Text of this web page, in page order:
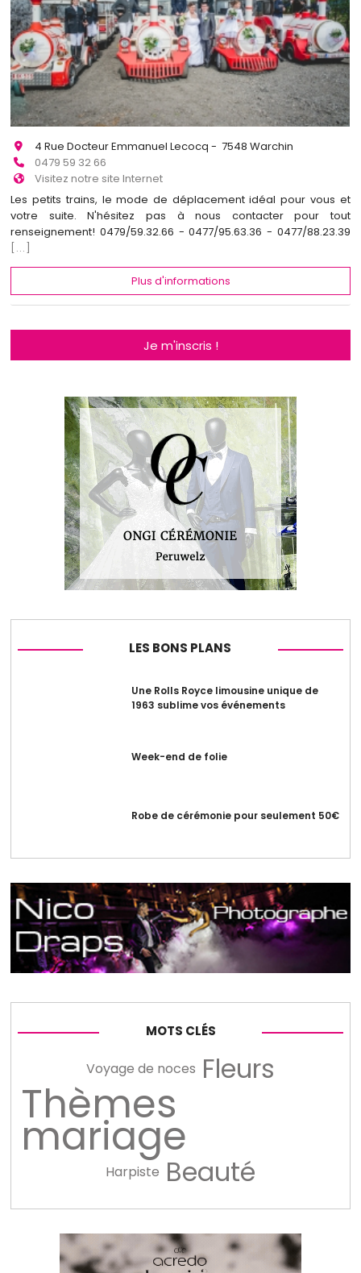
4 Rue Docteur Emmanuel Lecocq - 7548 Warchin
0479 59 32 66
Visitez notre site Internet
Les petits trains, le mode de déplacement idéal pour vous et
votre suite. N'hésitez pas à nous contacter pour tout
renseignement! 0479/59.32.66 - 0477/95.63.36 - 0477/88.23.39
[...]
Plus d'informations
Je m'inscris !
LES BONS PLANS
Une Rolls Royce limousine unique de
1963 sublime vos événements
Week-end de folie
Robe de cérémonie pour seulement 50€
MOTS CLÉS
Voyage de noces Fleurs
Thèmes
mariage
Harpiste Beauté